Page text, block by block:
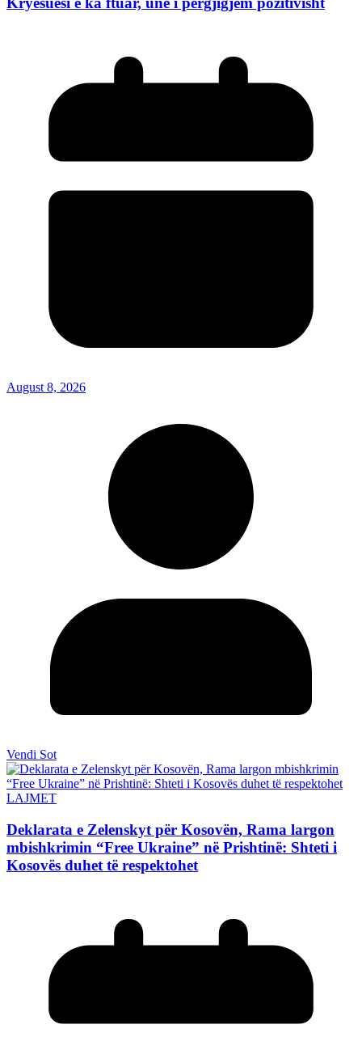
August 8, 2026
Vendi Sot
LAJMET
Deklarata e Zelenskyt për Kosovën, Rama largon
mbishkrimin “Free Ukraine” në Prishtinë: Shteti i
Kosovës duhet të respektohet